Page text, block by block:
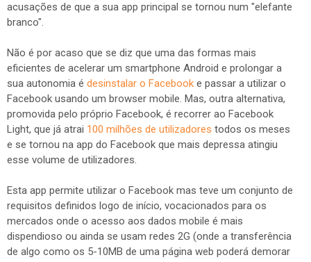
acusações de que a sua app principal se tornou num "elefante
branco".
Não é por acaso que se diz que uma das formas mais
eficientes de acelerar um smartphone Android e prolongar a
sua autonomia é desinstalar o Facebook e passar a utilizar o
Facebook usando um browser mobile. Mas, outra alternativa,
promovida pelo próprio Facebook, é recorrer ao Facebook
Light, que já atrai 100 milhões de utilizadores todos os meses
e se tornou na app do Facebook que mais depressa atingiu
esse volume de utilizadores.
Esta app permite utilizar o Facebook mas teve um conjunto de
requisitos definidos logo de início, vocacionados para os
mercados onde o acesso aos dados mobile é mais
dispendioso ou ainda se usam redes 2G (onde a transferência
de algo como os 5-10MB de uma página web poderá demorar